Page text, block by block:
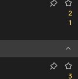
2
2
1
1
3
3